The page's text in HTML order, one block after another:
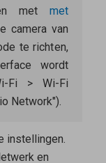
met met
camera van
te richten,
wordt
Fi > Wi-Fi
Network").
instellingen.
en